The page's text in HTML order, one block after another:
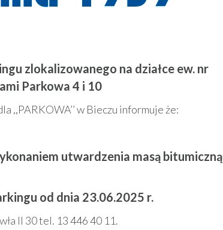
zlokalizowanego na działce ew. nr
Parkowa 4 i 10
,,PARKOWA’’ w Bieczu informuje że:
utwardzenia masą bitumiczną
od dnia 23.06.2025 r.
II 30 tel. 13 446 40 11.